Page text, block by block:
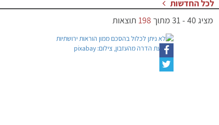
לכל החדשות
מציג 40
-
31 מתוך 198 תוצאות